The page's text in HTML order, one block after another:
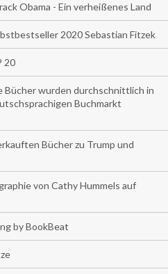
Obama - Ein verheißenes Land
2020 Sebastian Fitzek
20
Bücher wurden durchschnittlich in
Buchmarkt
Bücher zu Trump und
von Cathy Hummels auf
by BookBeat